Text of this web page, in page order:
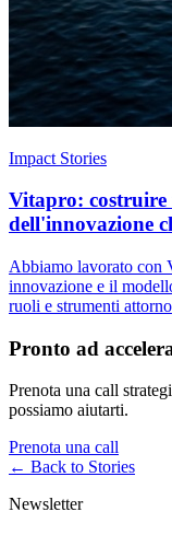
Impact Stories
Vitapro: costruire
dell'innovazione
Abbiamo lavorato con
innovazione e il
ruoli e strumenti attorno
Pronto ad
Prenota una call
possiamo aiutarti.
Prenota una call
← Back to Stories
Newsletter